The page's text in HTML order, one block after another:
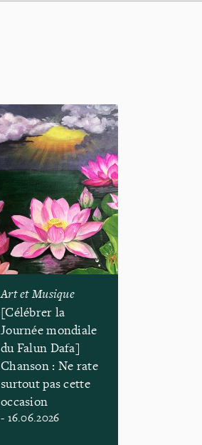
Art et Musique
[Célébrer la
Journée mondiale
du Falun Dafa]
Chanson : Ne rate
surtout pas cette
occasion
- 16.06.2026